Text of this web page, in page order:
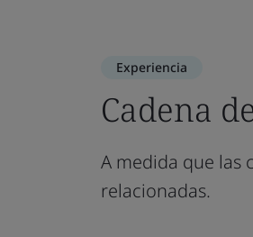
Experiencia
Cadena
A medida que las
relacionadas.